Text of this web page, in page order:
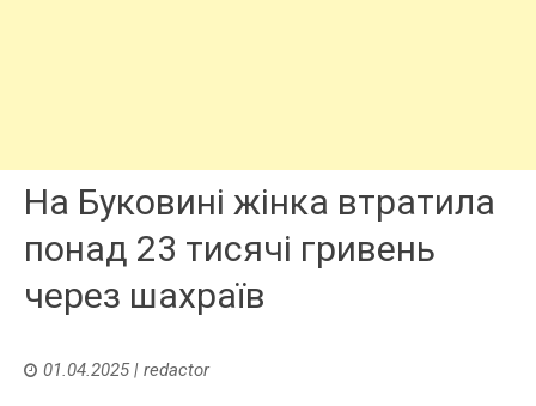
На Буковині жінка втратила
понад 23 тисячі гривень
через шахраїв
01.04.2025| redactor